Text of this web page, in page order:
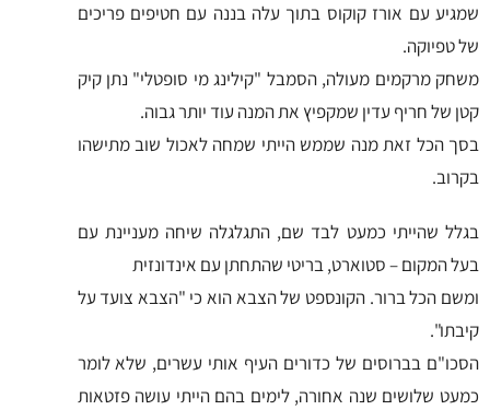
שמגיע עם אורז קוקוס בתוך עלה בננה עם חטיפים פריכים
של טפיוקה.
משחק מרקמים מעולה, הסמבל "קילינג מי סופטלי" נתן קיק
קטן של חריף עדין שמקפיץ את המנה עוד יותר גבוה.
בסך הכל זאת מנה שממש הייתי שמחה לאכול שוב מתישהו
בקרוב.
בגלל שהייתי כמעט לבד שם, התגלגלה שיחה מעניינת עם
בעל המקום – סטוארט, בריטי שהתחתן עם אינדונזית
ומשם הכל ברור. הקונספט של הצבא הוא כי "הצבא צועד על
קיבתו".
הסכו"ם בברוסים של כדורים העיף אותי עשרים, שלא לומר
כמעט שלושים שנה אחורה, לימים בהם הייתי עושה פזטאות